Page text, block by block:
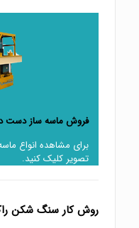
فروش ماسه ساز دست
برای مشاهده انواع
تصویر کلیک کنید.
روش کار سنگ شکن